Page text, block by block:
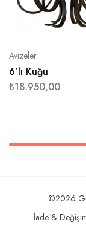
Avizeler
6’lı Kuğu
₺18.950,00
©2026
İade &